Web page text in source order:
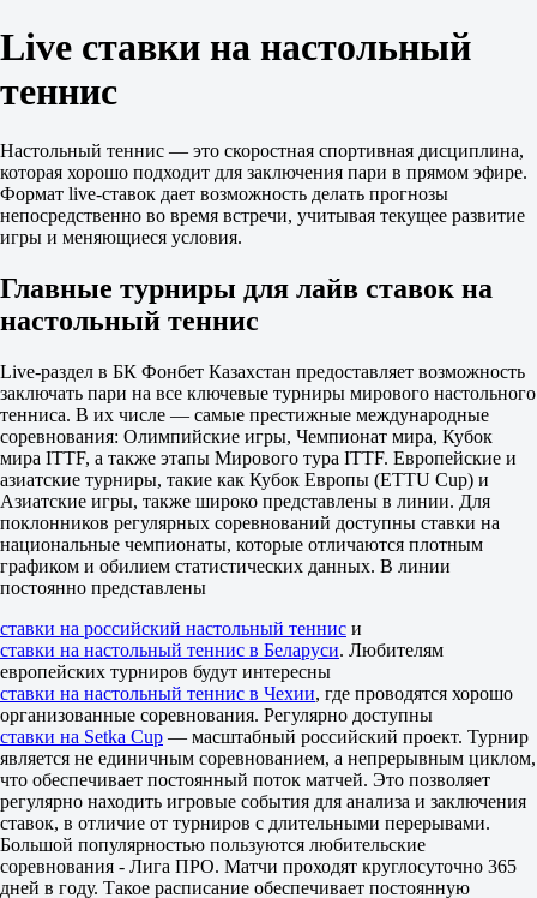
1
2
1.82
1.88
Тотал
Б
М
95.5
1.85
Чехия. Лига Про А14. Либерец
1
2
-
Свехота В
6.10
1.09
Фора
1
2
+9.5
1.87
-9.5
1.83
Б
М
78.5
1.70
2.02
Чехия. Лига Про А17. Либерец
1
2
Постелт В
-
Яната Т
1.70
Live ставки на настольный
теннис
Настольный теннис — это скоростная спортивная дисциплина,
которая хорошо подходит для заключения пари в прямом эфире.
Формат live-ставок дает возможность делать прогнозы
непосредственно во время встречи, учитывая текущее развитие
игры и меняющиеся условия.
Главные турниры для лайв ставок на
настольный теннис
Live-раздел в БК Фонбет Казахстан предоставляет возможность
заключать пари на все ключевые турниры мирового настольного
тенниса. В их числе — самые престижные международные
соревнования: Олимпийские игры, Чемпионат мира, Кубок
мира ITTF, а также этапы Мирового тура ITTF. Европейские и
азиатские турниры, такие как Кубок Европы (ETTU Cup) и
Азиатские игры, также широко представлены в линии. Для
поклонников регулярных соревнований доступны ставки на
национальные чемпионаты, которые отличаются плотным
графиком и обилием статистических данных. В линии
постоянно представлены
ставки на российский настольный теннис и
ставки на настольный теннис в Беларуси. Любителям
европейских турниров будут интересны
ставки на настольный теннис в Чехии, где проводятся хорошо
организованные соревнования. Регулярно доступны
ставки на Setka Cup — масштабный российский проект. Турнир
является не единичным соревнованием, а непрерывным циклом,
что обеспечивает постоянный поток матчей. Это позволяет
регулярно находить игровые события для анализа и заключения
ставок, в отличие от турниров с длительными перерывами.
Большой популярностью пользуются любительские
соревнования - Лига ПРО. Матчи проходят круглосуточно 365
дней в году. Такое расписание обеспечивает постоянную